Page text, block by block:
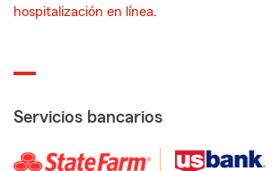
hospitalización en línea.
Servicios bancarios